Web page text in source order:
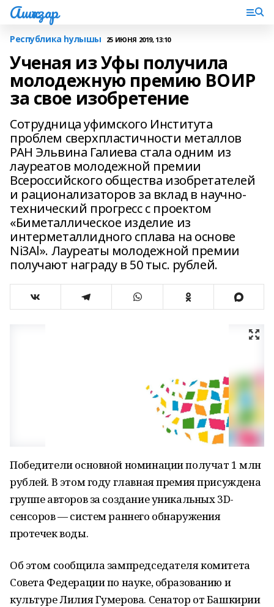
Ашҡаҙар
Республика һулышы 25 ИЮНЯ 2019, 13:10
Ученая из Уфы получила
молодежную премию ВОИР
за свое изобретение
Сотрудница уфимского Института
проблем сверхпластичности металлов
РАН Эльвина Галиева стала одним из
лауреатов молодежной премии
Всероссийского общества изобретателей
и рационализаторов за вклад в научно-
технический прогресс с проектом
«Биметаллическое изделие из
интерметаллидного сплава на основе
Ni3Al». Лауреаты молодежной премии
получают награду в 50 тыс. рублей.
Победители основной номинации получат 1 млн
рублей. В этом году главная премия присуждена
группе авторов за создание уникальных 3D-
сенсоров — систем раннего обнаружения
протечек воды.
Об этом сообщила зампредседателя комитета
Совета Федерации по науке, образованию и
культуре Лилия Гумерова. Сенатор от Башкирии